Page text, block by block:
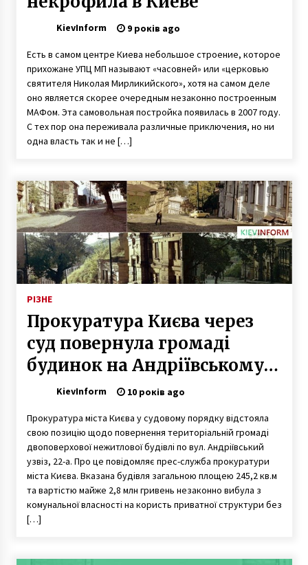
KievInform 9 років ago
Есть в самом центре Киева небольшое строение, которое
прихожане УПЦ МП называют «часовней» или «церковью
святителя Николая Мирликийского», хотя на самом деле
оно является скорее очередным незаконно построенным
МАФом. Эта самовольная постройка появилась в 2007 году.
С тех пор она переживала различные приключения, но ни
одна власть так и не […]
РІЗНЕ
Прокуратура Києва через
суд повернула громаді
будинок на Андріївському
узвозіKievInform 10 років ago
Прокуратура міста Києва у судовому порядку відстояла
свою позицію щодо повернення територіальній громаді
двоповерхової нежитлової будівлі по вул. Андріївський
узвіз, 22-а. Про це повідомляє прес-служба прокуратури
міста Києва. Вказана будівля загальною площею 245,2 кв.м
та вартістю майже 2,8 млн гривень незаконно вибула з
комунальної власності на користь приватної структури без
[…]